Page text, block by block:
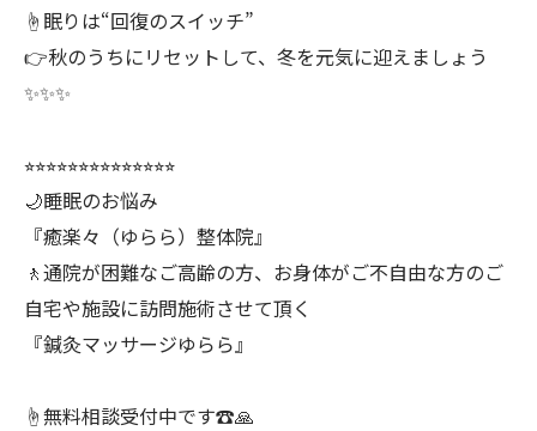
☝️眠りは“回復のスイッチ”
👉秋のうちにリセットして、冬を元気に迎えましょう
✨✨✨
⭐︎⭐︎⭐︎⭐︎⭐︎⭐︎⭐︎⭐︎⭐︎⭐︎⭐︎⭐︎⭐︎⭐︎
🌙睡眠のお悩み
『癒楽々（ゆらら）整体院』
🚶通院が困難なご高齢の方、お身体がご不自由な方のご
自宅や施設に訪問施術させて頂く
『鍼灸マッサージゆらら』
☝️無料相談受付中です☎️🙏